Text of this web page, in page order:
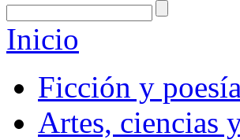
Inicio
Ficción y poesía
Artes, ciencias